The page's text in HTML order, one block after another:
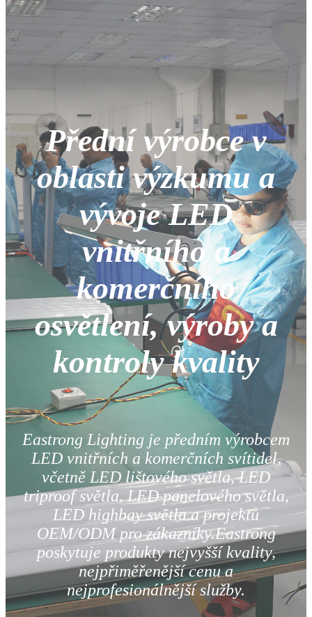
Přední výrobce v
oblasti výzkumu a
vývoje LED
vnitřního a
komerčního
osvětlení, výroby a
kontroly kvality
Eastrong Lighting je předním výrobcem
LED vnitřních a komerčních svítidel,
včetně LED lištového světla, LED
triproof světla, LED panelového světla,
LED highbay světla a projektů
OEM/ODM pro zákazníky.Eastrong
poskytuje produkty nejvyšší kvality,
nejpřiměřenější cenu a
nejprofesionálnější služby.